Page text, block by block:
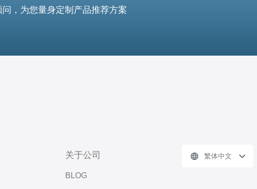
，为您量身定制产品推荐方案
关于公司
BLOG
繁体中文